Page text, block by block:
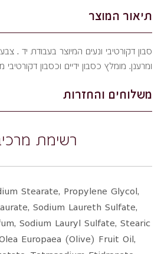
תיאור המוצר
סבון דקורטיבי ונעים המיוצר בעבודת יד .
ומרענן. מומלץ כסבון ידיים וכסבון דקורטיבי
משלוחים והחזרות
רשימת
Stearate, Propylene Glycol,
Sodium Laureth Sulfate,
Sodium Lauryl Sulfate, Stearic
Europaea (Olive) Fruit Oil,